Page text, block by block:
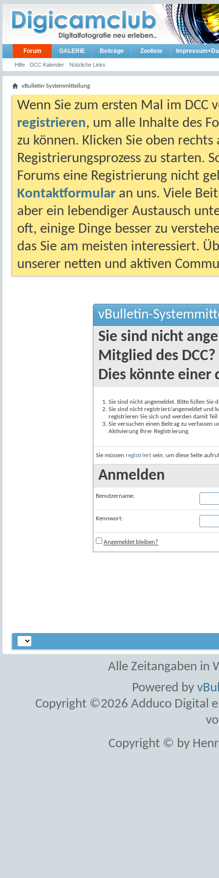
Forum
Hilfe DCC Kalender Nützliche Links
GALERIE Beiträge Zooliste
vBulletin-Systemmitteilung
Wenn Sie zum ersten Mal im DCC
registrieren, um alle Inhalte des
zu können. Klicken Sie oben
Registrierungsprozess zu starten.
Forums eine Registrierung nicht
Kontaktformular an uns. Viele
aber ein lebendiger Austausch
oft, einige Dinge besser zu
das Sie am meisten interessiert.
unserer netten und aktiven
vBulletin-
Sie sind nicht
Mitglied des DCC?
Dies könnte einer
Sie sind nicht angemeldet. Bitte füllen Sie
Sie sind nicht registriert/angemeldet und
registrieren Sie sich und werden damit
Sie versuchen einen Beitrag zu verfassen
Aktivierung Ihrer Registrierung.
Sie müssen registriert sein, um diese Seite
Anmelden
Benutzername:
Kennwort:
Angemeldet bleiben?
Alle Zeitangaben in
Powered by
Copyright ©2026 Adduco Digital
Copyright © by